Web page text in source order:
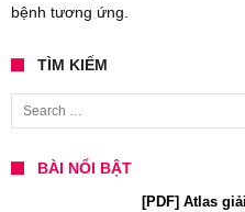
bệnh tương ứng.
TÌM KIẾM
Search for:
BÀI NỔI BẬT
[PDF] Atlas